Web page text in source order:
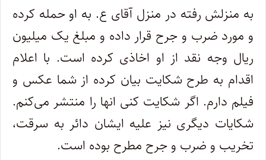
به منزلش رفته در منزل آقای ع. به او حمله کرده
و مورد ضرب و جرح قرار داده و مبلغ یک میلیون
ریال وجه نقد از او اخاذی کرده است. با اعلام
اقدام به طرح شکایت بیان کرده از شما عکس و
فیلم دارم. اگر شکایت کنی انها را منتشر می‌کنم.
شکایات دیگری نیز علیه ایشان دائر به سرقت،
تخریب و ضرب و جرح مطرح بوده است.